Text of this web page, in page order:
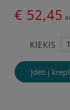
€ 52,45
KIEKIS
Įdėti į